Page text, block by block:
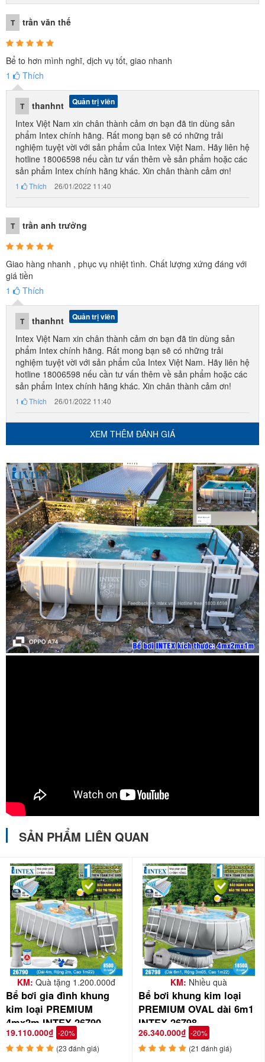
- Khung bể được hỗ trợ mạnh mẽ bởi hệ thống khung đỡ bằng thép
mạ kẽm siêu lực không gỉ, bề mặt khung được sơn tĩnh điện chống
T trần văn thế
Bể to hơn mình nghĩ, dịch vụ tốt, giao nhanh
1
Thích
T thanhnt Quản trị viên
Intex Việt Nam xin chân thành cảm ơn bạn đã tin dùng sản
phẩm Intex chính hãng. Rất mong bạn sẽ có những trải
nghiệm tuyệt vời với sản phẩm của Intex Việt Nam. Hãy liên hệ
hotline 18006598 nếu cần tư vấn thêm về sản phẩm hoặc các
sản phẩm Intex chính hãng khác. Xin chân thành cảm ơn!
1 Thích 26/01/2022 11:40
T trần anh trưởng
Giao hàng nhanh , phục vụ nhiệt tình. Chất lượng xứng đáng với
giá tiền
1
Thích
T thanhnt Quản trị viên
Intex Việt Nam xin chân thành cảm ơn bạn đã tin dùng sản
phẩm Intex chính hãng. Rất mong bạn sẽ có những trải
nghiệm tuyệt vời với sản phẩm của Intex Việt Nam. Hãy liên hệ
hotline 18006598 nếu cần tư vấn thêm về sản phẩm hoặc các
sản phẩm Intex chính hãng khác. Xin chân thành cảm ơn!
1 Thích 26/01/2022 11:40
XEM THÊM ĐÁNH GIÁ
SẢN PHẨM LIÊN QUAN
KM: Quà tặng 1.200.000đ
Bể bơi gia đình khung
kim loại PREMIUM
4mx2m INTEX 26790
19.110.000₫ -20%
(23 đánh giá)
KM: Nhiều quà
Bể bơi khung kim loại
PREMIUM OVAL dài 6m1
INTEX 26798
26.340.000₫ -20%
(21 đánh giá)